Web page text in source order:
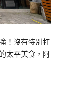
！沒有特別打
太平美食，阿